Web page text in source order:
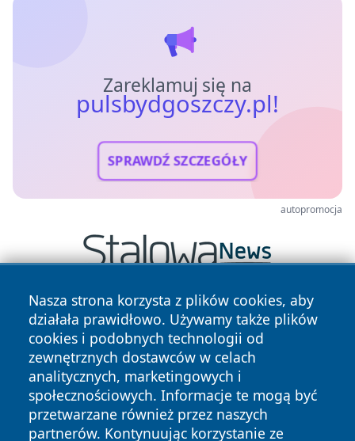
Zareklamuj się na
pulsbydgoszczy.pl!
SPRAWDŹ SZCZEGÓŁY
autopromocja
Nasza strona korzysta z plików cookies, aby
działała prawidłowo. Używamy także plików
cookies i podobnych technologii od
zewnętrznych dostawców w celach
analitycznych, marketingowych i
społecznościowych. Informacje te mogą być
przetwarzane również przez naszych
partnerów. Kontynuując korzystanie ze
Copyright © 2026 pulsbydgoszczy.pl Wszystkie prawa
zastrzeżone.